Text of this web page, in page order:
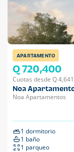
APARTAMENTO
Q 720,400
Cuotas desde Q
Noa
Noa Apartamentos
1 dormitorio
1 baño
1 parqueo